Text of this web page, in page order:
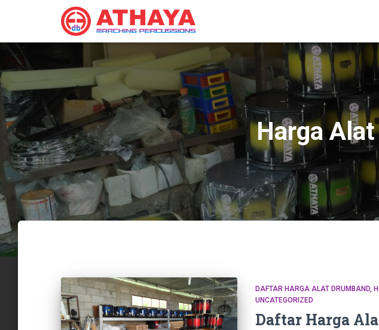
Harga
DAFTAR HARGA ALAT DRUMBAND
UNCATEGORIZED
Daftar Harga